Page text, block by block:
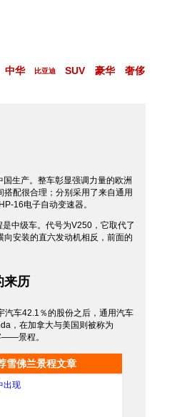
中华 比亚迪 SUV 豪华 奢侈
生产。整车彰显强调力量的欧洲
配很合理；分别采用了来自通用
16电子自动变速器。
中级车。代号为V250，它取代了
安装的直六发动机相反，前面的
来历
汽车42.1％的股份之后，通用汽车
，在加拿大与美国则被称为
——景程。
雪佛兰景程文章
出现